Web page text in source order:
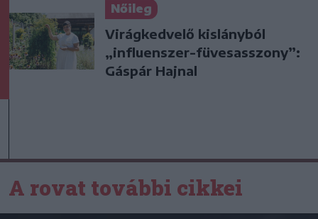
Nőileg
Virágkedvelő kislányból
„influenszer-füvesasszony”:
Gáspár Hajnal
A rovat további cikkei